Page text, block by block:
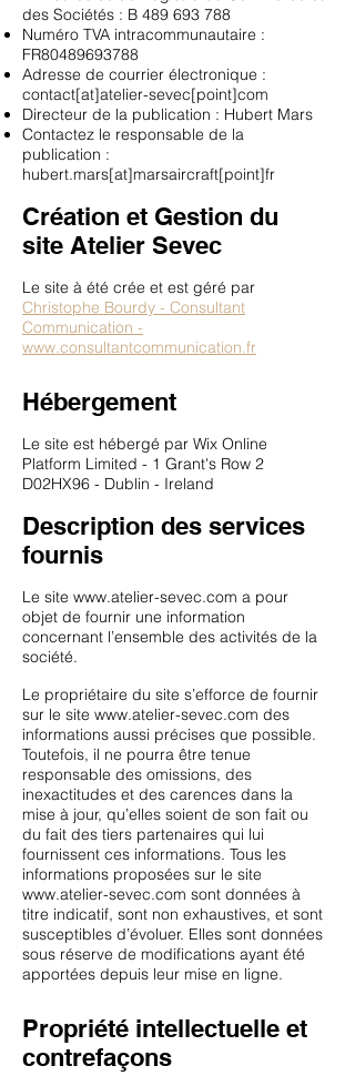
des Sociétés : B 489 693 788
Numéro TVA intracommunautaire :
FR80489693788
Adresse de courrier électronique :
contact[at]atelier-sevec[point]com
Directeur de la publication : Hubert Mars
Contactez le responsable de la
publication :
hubert.mars[at]marsaircraft[point]fr
Création et Gestion du
site Atelier Sevec
Le site à été crée et est géré par
Christophe Bourdy - Consultant
Communication -
www.consultantcommunication.fr
Hébergement
Le site est hébergé par Wix Online
Platform Limited - 1 Grant's Row 2
D02HX96 - Dublin - Ireland
Description des services
fournis
Le site www.atelier-sevec.com a pour
objet de fournir une information
concernant l’ensemble des activités de la
société.
Le propriétaire du site s’efforce de fournir
sur le site www.atelier-sevec.com des
informations aussi précises que possible.
Toutefois, il ne pourra être tenue
responsable des omissions, des
inexactitudes et des carences dans la
mise à jour, qu’elles soient de son fait ou
du fait des tiers partenaires qui lui
fournissent ces informations. Tous les
informations proposées sur le site
www.atelier-sevec.com sont données à
titre indicatif, sont non exhaustives, et sont
susceptibles d’évoluer. Elles sont données
sous réserve de modifications ayant été
apportées depuis leur mise en ligne.
Propriété intellectuelle et
contrefaçons